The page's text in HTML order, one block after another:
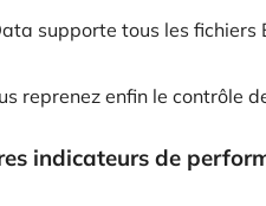
supporte tous les
reprenez enfin le contrôle
indicateurs de